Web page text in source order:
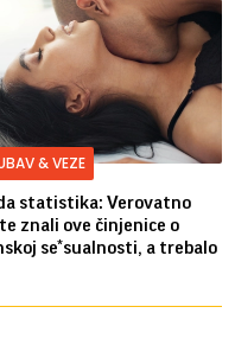
& VEZE
statistika: Verovatno
znali ove činjenice o
se*sualnosti, a trebalo